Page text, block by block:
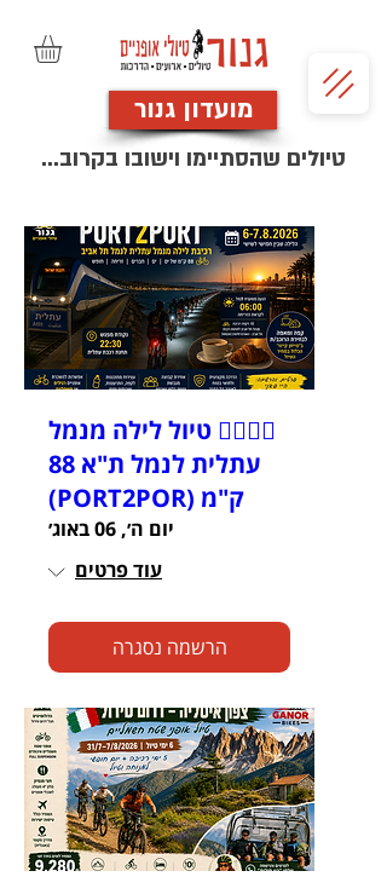
מועדון גנור
טיולים שהסתיימו וישובו בקרוב...
🚴‍♂️🚴‍♀️ טיול לילה מנמל
עתלית לנמל ת"א 88
ק"מ (PORT2POR)
יום ה׳, 06 באוג׳
עוד פרטים
הרשמה נסגרה